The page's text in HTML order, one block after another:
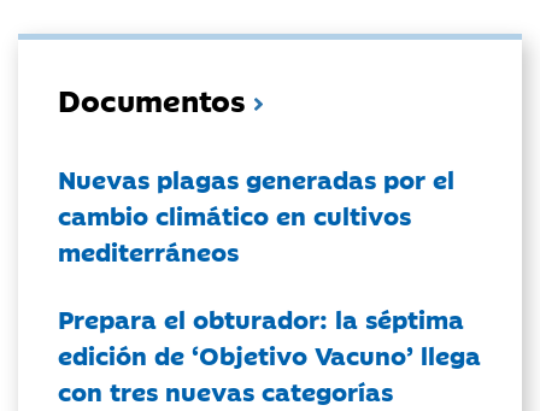
Documentos
Nuevas plagas generadas por el
cambio climático en cultivos
mediterráneos
Prepara el obturador: la séptima
edición de ‘Objetivo Vacuno’ llega
con tres nuevas categorías